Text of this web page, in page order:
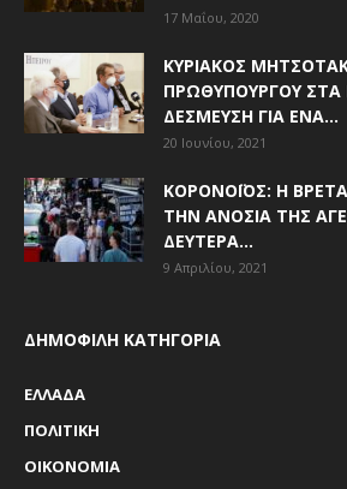
17 Μαΐου, 2020
ΚΥΡΙΆΚΟΣ
ΠΡΩΘΥΠΟΥΡΓΟΎ ΣΤΑ
ΔΈΣΜΕΥΣΗ ΓΙΑ ΈΝΑ...
20 Ιουνίου, 2021
ΚΟΡΟΝΟΪΌΣ: Η
ΤΗΝ ΑΝΟΣΊΑ ΤΗΣ
ΔΕΥΤΈΡΑ...
9 Απριλίου, 2021
ΔΗΜΟΦΙΛΗ ΚΑΤΗΓΟΡΙΑ
ΕΛΛΑΔΑ
ΠΟΛΙΤΙΚΗ
ΟΙΚΟΝΟΜΙΑ